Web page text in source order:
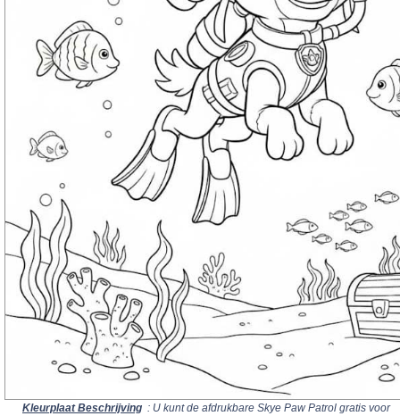
Kleurplaat Beschrijving : U kunt de afdrukbare Skye Paw Patrol gratis voor